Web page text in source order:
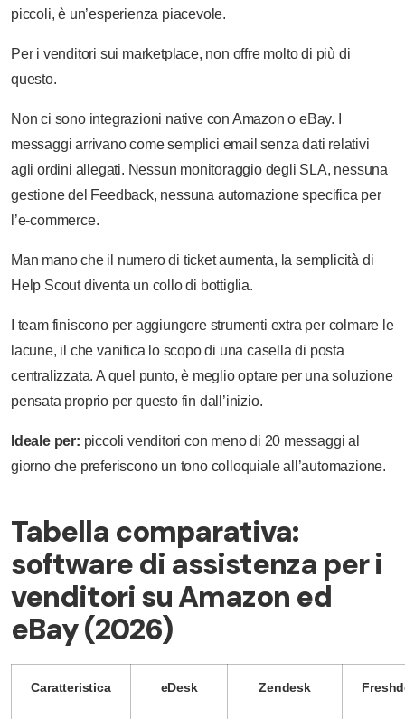
piccoli, è un’esperienza piacevole.
Per i venditori sui marketplace, non offre molto di più di
questo.
Non ci sono integrazioni native con Amazon o eBay. I
messaggi arrivano come semplici email senza dati relativi
agli ordini allegati. Nessun monitoraggio degli SLA, nessuna
gestione del Feedback, nessuna automazione specifica per
l’e-commerce.
Man mano che il numero di ticket aumenta, la semplicità di
Help Scout diventa un collo di bottiglia.
I team finiscono per aggiungere strumenti extra per colmare le
lacune, il che vanifica lo scopo di una casella di posta
centralizzata. A quel punto, è meglio optare per una soluzione
pensata proprio per questo fin dall’inizio.
Ideale per: piccoli venditori con meno di 20 messaggi al
giorno che preferiscono un tono colloquiale all’automazione.
Tabella comparativa:
software di assistenza per i
venditori su Amazon ed
eBay (2026)
Caratteristica eDesk Zendesk